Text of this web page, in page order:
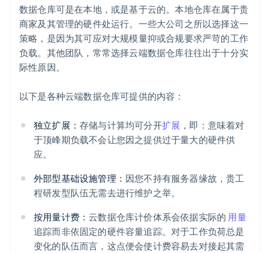
数据仓库可是在本地，或是基于云的。本地仓库在属于贵
商家及其管理的硬件处运行。一些大公司之所以选择这一
策略，是因为其可应对大规模量抑或合规要求严苛的工作
负载。其他团队，常常选择云端数据仓库往往出于十分实
际性原因。
以下是各种云端数据仓库可提供的内容：
独立扩展： 存储与计算均可分开扩展 ，即：意味着对
于顶峰期负载不会让您因之提供过于量大的硬件供
应。
外部型基础设施管理： 因您不持有服务器缘故，贵工
程研发型队伍无需去进行维护之举。
按用量计费： 云数据仓库计价体系会依据实际的 用量
追踪而非依固定的硬件容量追踪。对于工作负荷总是
变化的队伍而言，这点便会使计费容易去对接起其需